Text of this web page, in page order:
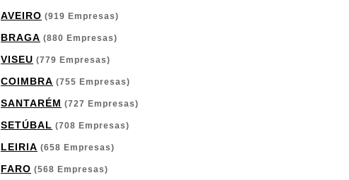
AVEIRO (919 Empresas)
BRAGA (880 Empresas)
VISEU (779 Empresas)
COIMBRA (755 Empresas)
SANTARÉM (727 Empresas)
SETÚBAL (708 Empresas)
LEIRIA (658 Empresas)
FARO (568 Empresas)